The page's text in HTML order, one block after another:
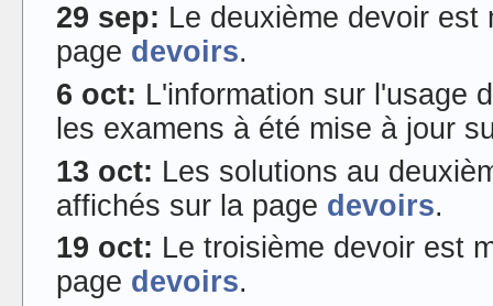
29 sep: Le deuxième devoir
page devoirs.
6 oct: L'information sur l'usage
les examens à été mise à jour
13 oct: Les solutions au
affichés sur la page devoirs.
19 oct: Le troisième devoir est
page devoirs.